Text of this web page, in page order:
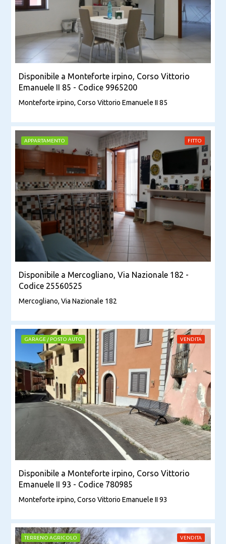
Disponibile a Monteforte irpino, Corso Vittorio
Emanuele II 85 - Codice 9965200
Monteforte irpino, Corso Vittorio Emanuele II 85
APPARTAMENTO FITTO
Disponibile a Mercogliano, Via Nazionale 182 -
Codice 25560525
Mercogliano, Via Nazionale 182
GARAGE / POSTO AUTO VENDITA
Disponibile a Monteforte irpino, Corso Vittorio
Emanuele II 93 - Codice 780985
Monteforte irpino, Corso Vittorio Emanuele II 93
TERRENO AGRICOLO VENDITA